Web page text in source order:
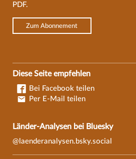
PDF.
Zum Abonnement
Diese Seite empfehlen
Bei Facebook teilen
Per E-Mail teilen
Länder-Analysen bei Bluesky
@laenderanalysen.bsky.social